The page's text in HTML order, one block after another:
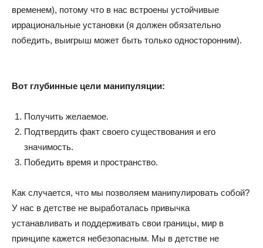
временем), потому что в нас встроены устойчивые
иррациональные установки (я должен обязательно
победить, выигрыш может быть только односторонним).
Вот глубинные цели манипуляции:
Получить желаемое.
Подтвердить факт своего существования и его
значимость.
Победить время и пространство.
Как случается, что мы позволяем манипулировать собой?
У нас в детстве не выработалась привычка
устанавливать и поддерживать свои границы, мир в
принципе кажется небезопасным. Мы в детстве не